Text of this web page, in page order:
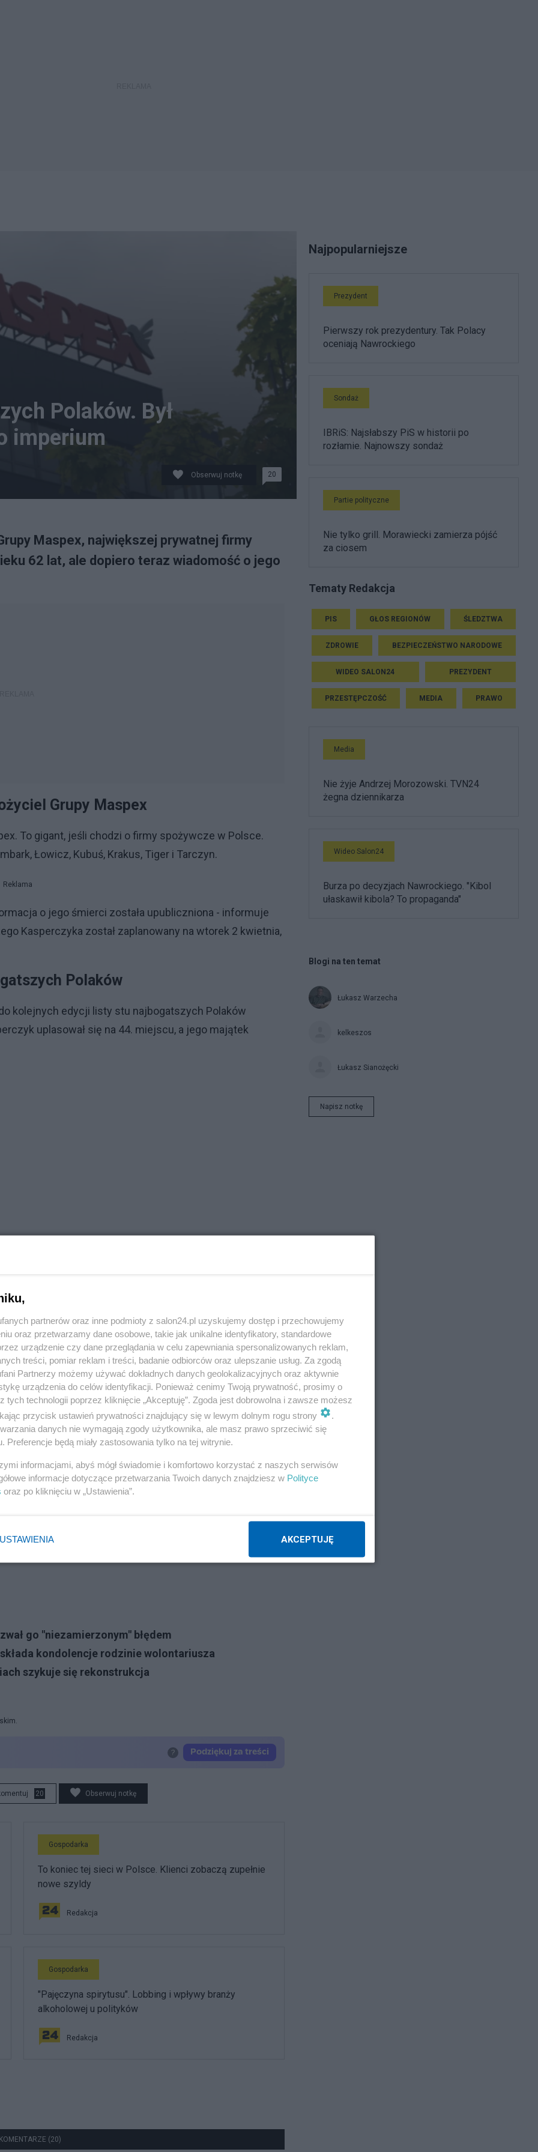
Polaków. Był
imperium
Obserwuj notkę 20
Maspex, największej prywatnej firmy
62 lat, ale dopiero teraz wiadomość o jego
Grupy Maspex
To gigant, jeśli chodzi o firmy spożywcze w Polsce.
Łowicz, Kubuś, Krakus, Tiger i Tarczyn.
Reklama
o jego śmierci została upubliczniona - informuje
Kasperczyka został zaplanowany na wtorek 2 kwietnia,
Polaków
kolejnych edycji listy stu najbogatszych Polaków
uplasował się na 44. miejscu, a jego majątek
bieżące zarządzanie spółką" - opisywał
1990 roku.. Oprócz Kasperczyka firmę tworzyli
Struglik. Aktualnie Maspex posiada
Portfolio grupy to 70 marek i niemal 4 tys.
mld zł.
go "niezamierzonym" błędem
kondolencje rodzinie wolontariusza
szykuje się rekonstrukcja
20 Obserwuj notkę
Gospodarka
To koniec tej sieci w Polsce. Klienci zobaczą zupełnie
nowe szyldy
Redakcja
Gospodarka
"Pajęczyna spirytusu". Lobbing i wpływy branży
alkoholowej u polityków
Redakcja
(20)
Najpopularniejsze
Prezydent
Pierwszy rok prezydentury. Tak Polacy
oceniają Nawrockiego
Sondaż
IBRiS: Najsłabszy PiS w historii po
rozłamie. Najnowszy sondaż
Partie polityczne
Nie tylko grill. Morawiecki zamierza pójść
za ciosem
Tematy Redakcja
PIS GŁOS REGIONÓW ŚLEDZTWA
ZDROWIE BEZPIECZEŃSTWO NARODOWE
WIDEO SALON24 PREZYDENT
PRZESTĘPCZOŚĆ MEDIA PRAWO
Media
Nie żyje Andrzej Morozowski. TVN24
żegna dziennikarza
Wideo Salon24
Burza po decyzjach Nawrockiego. "Kibol
ułaskawił kibola? To propaganda"
Blogi na ten temat
Łukasz Warzecha
kelkeszos
Łukasz Sianożęcki
Napisz notkę
partnerów oraz inne podmioty z salon24.pl uzyskujemy dostęp i przechowujemy
oraz przetwarzamy dane osobowe, takie jak unikalne identyfikatory, standardowe
urządzenie czy dane przeglądania w celu zapewniania spersonalizowanych reklam,
treści, pomiar reklam i treści, badanie odbiorców oraz ulepszanie usług. Za zgodą
Partnerzy możemy używać dokładnych danych geolokalizacyjnych oraz aktywnie
urządzenia do celów identyfikacji. Ponieważ cenimy Twoją prywatność, prosimy o
tych technologii poprzez kliknięcie „Akceptuję”. Zgoda jest dobrowolna i zawsze możesz
przycisk ustawień prywatności znajdujący się w lewym dolnym rogu strony
.
danych nie wymagają zgody użytkownika, ale masz prawo sprzeciwić się
Preferencje będą miały zastosowania tylko na tej witrynie.
informacjami, abyś mógł świadomie i komfortowo korzystać z naszych serwisów
informacje dotyczące przetwarzania Twoich danych znajdziesz w Polityce
oraz po kliknięciu w „Ustawienia”.
USTAWIENIA AKCEPTUJĘ